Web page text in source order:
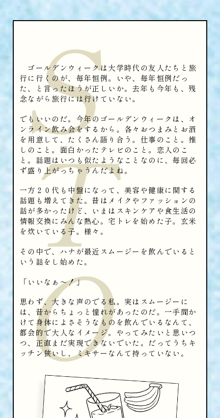
S
T
O
ゴールデンウィークは大学時代の友人たちと旅
行に行くのが、毎年恒例。いや、毎年恒例だっ
た、と言ったほうが正しいか。去年も今年も、残
念ながら旅行には行けていない。
でもいいのだ。今年のゴールデンウィークは、オ
ンライン飲み会をするから。各々おつまみとお酒
を用意して、たくさん語り合う。仕事のこと。推
しのこと。面白かったテレビのこと。恋人のこ
と。話題はいつも似たようなことなのに、毎回必
ず盛り上がっちゃうんだよね。
一方２０代も中盤になって、美容や健康に関する
話題も増えてきた。昔はメイクやファッションの
話が多かったけど、いまはスキンケアや食生活の
情報交換にみんな熱心。宅トレを始めた子。玄米
を炊いている子。様々。
その中で、ハナが最近スムージーを飲んでいると
いう話をし始めた。
「いいなぁ〜！」
思わず、大きな声のでる私。実はスムージーに
は、昔からちょっと憧れがあったのだ。一手間か
けて身体によさそうなものを飲んでいるなんて、
都会的で大人なイメージ。やってみたいと思いつ
つ、正直まだ実現できないでいた。だってうちキ
ッチン狭いし、ミキサーなんて持っていない。